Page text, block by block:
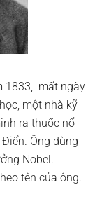
1833, mất ngày
một nhà kỹ
ra thuốc nổ
Ông dùng
Nobel.
tên của ông.